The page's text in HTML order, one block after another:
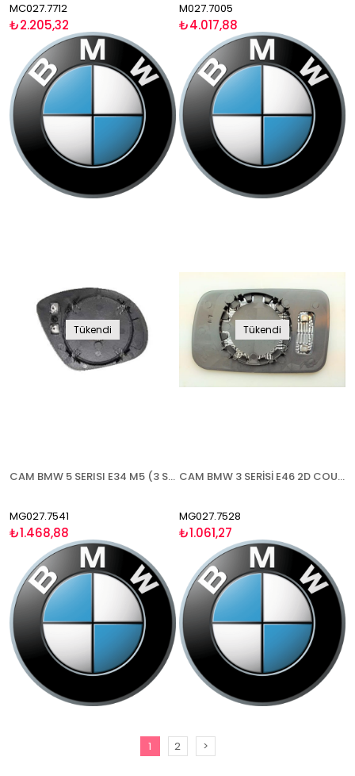
MC027.7712
₺2.205,32
M027.7005
₺4.017,88
Tükendi
CAM BMW 5 SERISI E34 M5 (3 SERİSİ E36 M3 1989-2000) 1992-1996 ISITMALI MAVİ CAM ASFERİK SAĞ
MG027.7541
₺1.468,88
Tükendi
CAM BMW 3 SERİSİ E46 2D COUPE ( 7 SERİSİ E65 2002-2007) 1998-2005 ISITMALI ASFERİK MAVİ CAM SOL
MG027.7528
₺1.061,27
1 2 >